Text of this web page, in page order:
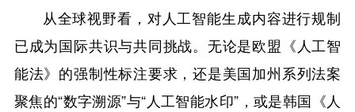
从全球视野看，对人工智能生成内容进行规制
已成为国际共识与共同挑战。无论是欧盟《人工智
能法》的强制性标注要求，还是美国加州系列法案
聚焦的“数字溯源”与“人工智能水印”，或是韩国《人